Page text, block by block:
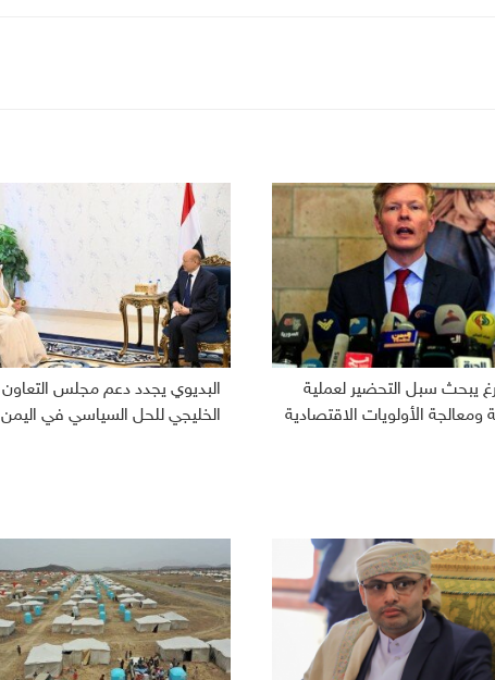
يبحث سبل التحضير لعملية
ومعالجة الأولويات الاقتصادية
البديوي يجدد دعم مجلس التعاون
الخليجي للحل السياسي في اليمن